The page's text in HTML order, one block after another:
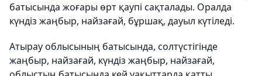
батысында жоғары өрт қаупі сақталады. Оралда
күндіз жаңбыр, найзағай, бұршақ, дауыл күтіледі.
Атырау облысының батысында, солтүстігінде
жаңбыр, найзағай, күндіз жаңбыр, найзағай,